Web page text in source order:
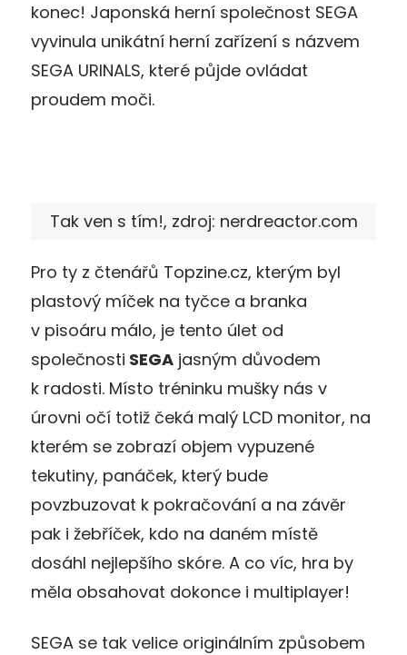
konec! Japonská herní společnost SEGA
vyvinula unikátní herní zařízení s názvem
SEGA URINALS, které půjde ovládat
proudem moči.
Tak ven s tím!, zdroj: nerdreactor.com
Pro ty z čtenářů Topzine.cz, kterým byl
plastový míček na tyčce a branka
v pisoáru málo, je tento úlet od
společnosti SEGA jasným důvodem
k radosti. Místo tréninku mušky nás v
úrovni očí totiž čeká malý LCD monitor, na
kterém se zobrazí objem vypuzené
tekutiny, panáček, který bude
povzbuzovat k pokračování a na závěr
pak i žebříček, kdo na daném místě
dosáhl nejlepšího skóre. A co víc, hra by
měla obsahovat dokonce i multiplayer!
SEGA se tak velice originálním způsobem